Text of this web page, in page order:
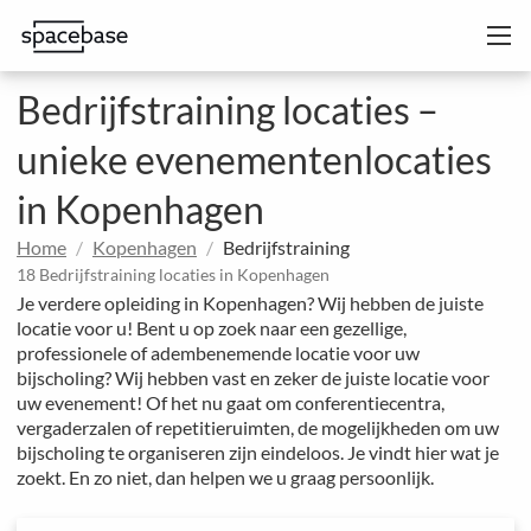
Bedrijfstraining locaties –
unieke evenementenlocaties
in Kopenhagen
Home Kopenhagen Bedrijfstraining
18 Bedrijfstraining locaties in Kopenhagen
Je verdere opleiding in Kopenhagen? Wij hebben de juiste
locatie voor u! Bent u op zoek naar een gezellige,
professionele of adembenemende locatie voor uw
bijscholing? Wij hebben vast en zeker de juiste locatie voor
uw evenement! Of het nu gaat om conferentiecentra,
vergaderzalen of repetitieruimten, de mogelijkheden om uw
bijscholing te organiseren zijn eindeloos. Je vindt hier wat je
zoekt. En zo niet, dan helpen we u graag persoonlijk.